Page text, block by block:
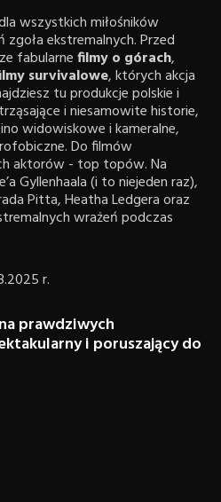
wszystkich miłośników
ekstremalnych. Przed
fabularnefilmy o górach,
survivalowe, których akcja
tu produkcje polskie i
i niesamowite historie,
widowiskowe i kameralne,
Do filmów
aktorów - top topów. Na
Gyllenhaala (i to niejeden raz),
Pitta, Heatha Ledgera oraz
wrażeń podczas
r.
prawdziwych
i poruszający do